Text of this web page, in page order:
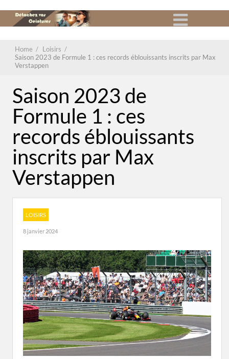
Home / Loisirs /
Saison 2023 de Formule 1 : ces records éblouissants inscrits par Max
Verstappen
Saison 2023 de
Formule 1 : ces
records éblouissants
inscrits par Max
Verstappen
LOISIRS
8 janvier 2024